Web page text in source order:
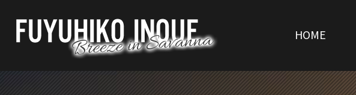
HOME